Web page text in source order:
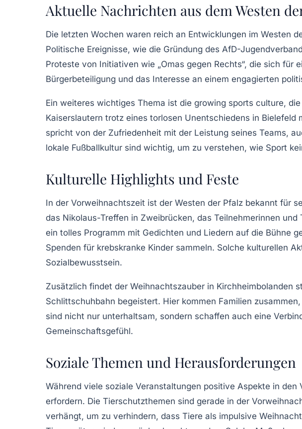
Aktuelle Nachrichten aus dem Westen
Die letzten Wochen waren reich an Entwicklungen im Westen
Politische Ereignisse, wie die Gründung des AfD-
Proteste von Initiativen wie „Omas gegen Rechts“, die sich
Bürgerbeteiligung und das Interesse an einem engagierten
Ein weiteres wichtiges Thema ist die growing sports culture,
Kaiserslautern trotz eines torlosen Unentschiedens in Bielefeld
spricht von der Zufriedenheit mit der Leistung seines Teams,
lokale Fußballkultur sind wichtig, um zu verstehen, wie Sport
Kulturelle Highlights und Feste
In der Vorweihnachtszeit ist der Westen der Pfalz bekannt für
das Nikolaus-Treffen in Zweibrücken, das Teilnehmerinnen
ein tolles Programm mit Gedichten und Liedern auf die Bühne
Spenden für krebskranke Kinder sammeln. Solche kulturellen
Sozialbewusstsein.
Zusätzlich findet der Weihnachtszauber in Kirchheimbolanden
Schlittschuhbahn begeistert. Hier kommen Familien
sind nicht nur unterhaltsam, sondern schaffen auch eine
Gemeinschaftsgefühl.
Soziale Themen und Herausforderungen
Während viele soziale Veranstaltungen positive Aspekte in
erfordern. Die Tierschutzthemen sind gerade in der
verhängt, um zu verhindern, dass Tiere als impulsive